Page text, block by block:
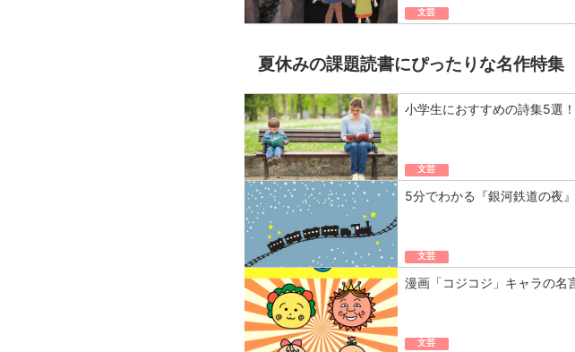
文芸
夏休みの課題読書にぴったりな名作特集
小学生におすすめの詩集5選
文芸
5分でわかる『銀河鉄道の夜
文芸
漫画「コジコジ」キャラの名
文芸